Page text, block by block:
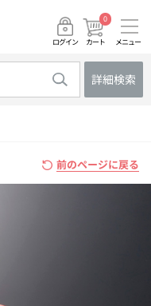
ログイン カート
0
メニュー
詳細検索
前のページに戻る